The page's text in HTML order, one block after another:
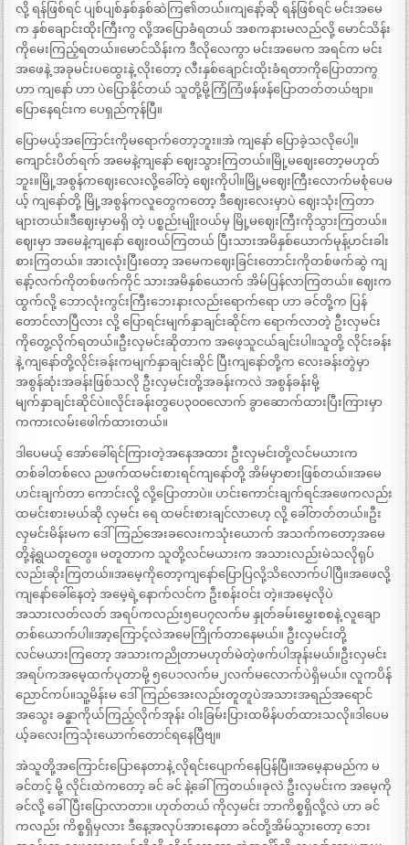
လို့ ရန်ဖြစ်ရင် ပျစ်ပျစ်နှစ်နှစ်ဆဲကြ၏တယ်။ကျနော့်ဆို ရန်ဖြစ်ရင် မင်းအမေ
က နှစ်ချောင်းထိုးကြီးကွ လို့အပြောခံရတယ် အစကနားမလည်လို့ မောင်သိန်း
ကိုမေးကြည့်ရတယ်။မောင်သိန်းက ဒီလိုလေကွာ မင်းအမေက အရင်က မင်း
အဖေနဲ့ အခုမင်းပထွေးနဲ့ လိုးတော့ လီးနှစ်ချောင်းထိုးခံရတာကိုပြောတာကွ
ဟာ ကျနော် ဟာ ပဲပြောနိုင်တယ် သူတို့မို့ကြံကြံဖန်ဖန်ပြောတတ်တယ်ဗျာ။
ပြောနေရင်းက ပေရှည်ကုန်ပြီ။
ပြောမယ့်အကြောင်းကိုမရောက်တော့ဘူး။အဲ ကျနော် ပြောခဲ့သလိုပေါ့။
ကျောင်းပိတ်ရက် အမေနဲ့ကျနော် ဈေးသွားကြတယ်။မြို့မဈေးတော့မဟုတ်
ဘူး။မြို့အစွန်ကဈေးလေးလို့ခေါ်တဲ့ ဈေးကိုပါ။မြို့မဈေးကြီးလောက်မစုံပေမ
ယ့် ကျနော်တို့ မြို့အစွန်ကလူတွေကတော့ ဒီဈေးလေးမှာပဲ ဈေးသုံးကြတာ
များတယ်။ဒီဈေးမှာမရှိ တဲ့ ပစ္စည်းမျိုးဝယ်မှ မြို့မဈေးကြီးကိုသွားကြတယ်။
ဈေးမှာ အမေနဲ့ကျနော် ဈေးဝယ်ကြတယ် ပြီးသားအမိနှစ်ယောက်မုန့်ဟင်းခါး
စားကြတယ်။ အားလုံးပြီးတော့ အမေကဈေးခြင်းတောင်းကိုတစ်ဖက်ဆွဲ ကျ
နော့်လက်ကိုတစ်ဖက်ကိုင် သားအမိနှစ်ယောက် အိမ်ပြန်လာကြတယ်။ ဈေးက
ထွက်လို့ ဘောလုံးကွင်းကြီးဘေးနားလည်းရောက်ရော ဟာ ခင်တို့က ပြန်
တောင်လာပြီလား လို့ ပြောရင်းမျက်နှာချင်းဆိုင်က ရောက်လာတဲ့ ဦးလှမင်း
ကိုတွေ့လိုက်ရတယ်။ဦးလှမင်းဆိုတာက အဖေ့သူငယ်ချင်းပါ။သူတို့ လိုင်းခန်း
နဲ့ ကျနော်တို့လိုင်းခန်းကမျက်နှာချင်းဆိုင် ပြီးကျနော်တို့က လေးခန်းတွဲမှာ
အစွန်ဆုံးအခန်းဖြစ်သလို ဦးလှမင်းတို့အခန်းကလဲ အစွန်ခန်းမို့
မျက်နှာချင်းဆိုင်ပဲ။လိုင်းခန်းတွပေ၃၀၀လောက် ခွာဆောက်ထားပြီးကြားမှာ
ကကားလမ်းဖေါက်ထားတယ်။
ဒါပေမယ့် အော်ခေါ်ရင်ကြားတဲ့အနေအထား ဦးလှမင်းတို့လင်မယားက
တစ်ခါတစ်လေ ညဖက်ထမင်းစားရင်ကျနော်တို့ အိမ်မှာစားဖြစ်တယ်။အမေ
ဟင်းချက်တာ ကောင်းလို့ လို့ပြောတာပဲ။ ဟင်းကောင်းချက်ရင်အဖေကလည်း
ထမင်းစားမယ်ဆို လှမင်း ရေ ထမင်းစားချင်လာဟေ့ လို့ ခေါ်တတ်တယ်။ဦး
လှမင်းမိန်းမက ဒေါ်ကြည်အေးခလေးကသုံးယောက် အသက်ကတော့အမေ
တို့နဲ့ရွယတူတွေ။ မတူတာက သူတို့လင်မယားက အသားလည်းမဲသလိုရုပ်
လည်းဆိုးကြတယ်။အမေ့ကိုတော့ကျနော်ပြောပြလို့သိလောက်ပါပြီ။အဖေလို့
ကျနော်ခေါ်နေတဲ့ အမေ့ရဲ့နောက်လင်က ဦးစန်းဝင်း တဲ့။အမေ့လိုပဲ
အသားလတ်လတ် အရပ်ကလည်း၅ပေ၇လက်မ နှုတ်ခမ်းမွှေးစစနဲ့ လူချော
တစ်ယောက်ပါ။အာ့ကြောင့်လဲအမေကြိုက်တာနေမယ်။ ဦးလှမင်းတို့
လင်မယားကြတော့ အသားကညိုတာမဟုတ်မဲတဲ့ဖက်ပါအုန်းမယ်။ဦးလှမင်း
အရပ်ကအမေ့ထက်ပုတာမို့ ၅ပေ၁လက်မ၂လက်မလောက်ပဲရှိမယ်။ လူကပိန်
ညောင်ကပ်။သူ့မိန်းမ ဒေါ်ကြည်အေးလည်းတူတူပဲအသားအရည်အရောင်
အသွေး ခန္ဓာကိုယ်ကြည့်လိုက်အုန်း ဝါးခြမ်းပြားထမိန်ပတ်ထားသလို။ဒါပေမ
ယ့်ခလေးကြသုံးယောက်တောင်ရနေပြီဗျ။
အဲသူတို့အကြောင်းပြောနေတာနဲ့ လိုရင်းပျောက်နေပြန်ပြီ။အမေ့နာမည်က မ
ခင်တင့် မို့ လိုင်းထဲကတော့ ခင် ခင် နဲ့ခေါ်ကြတယ်။ခုလဲ ဦးလှမင်းက အမေ့ကို
ခင်လို့ ခေါ်ပြီးပြောလာတာ။ ဟုတ်တယ် ကိုလှမင်း ဘာကိစ္စရှိလို့လဲ ဟာ ခင်
ကလည်း ကိစ္စရှိမှလား ဒီနေ့အလုပ်အားနေတာ ခင်တို့အိမ်သွားတော့ ဘေး